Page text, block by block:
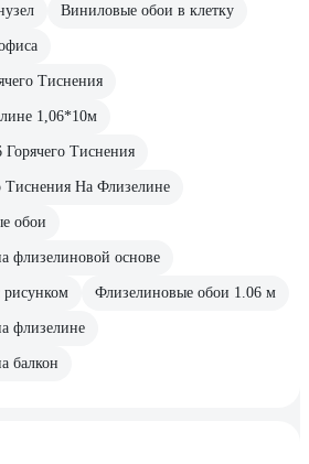
Виниловые обои в клетку
Тиснения
1,06*10м
Тиснения
На Флизелине
обои
флизелиновой основе
Флизелиновые обои 1.06 м
флизелине
балкон